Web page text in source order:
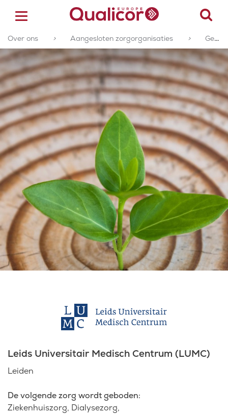
ACCREDITATIE
CERTIFICERING
ACADEMY
ZORGSECTOREN
OVER ONS
CONTACT
Laatste nieuws
Werken bij
Over ons > Aangesloten zorgorganisaties > Geaccrediteerde of gecertificeerde zorgorganisaties
Leids Universitair Medisch Centrum (LUMC)
Leiden
De volgende zorg wordt geboden:
Ziekenhuiszorg Dialysezorg